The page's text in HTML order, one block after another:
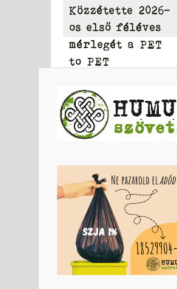
Közzétette 2026-
os első féléves
mérlegét a PET
to PET